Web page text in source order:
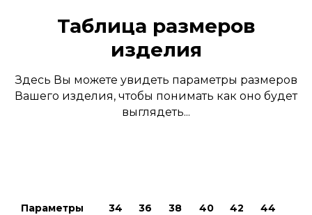
Таблица размеров
изделия
Здесь Вы можете увидеть параметры размеров
Вашего изделия, чтобы понимать как оно будет
выглядеть...
Параметры
34 36 38 40 42 44